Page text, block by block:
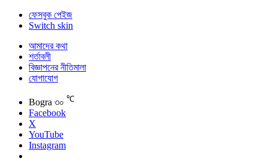
ফেসবুক পেইজ
Switch skin
আমাদের কথা
শর্তাবলী
বিজ্ঞাপনের নীতিমালা
যোগাযোগ
Bogra ৩০ ℃
Facebook
X
YouTube
Instagram